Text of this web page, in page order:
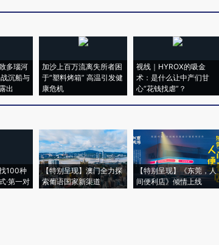
多瑙河
沉船与
出
加沙上百万流离失所者困
于“塑料烤箱” 高温引发健
康危机
视线｜HYROX的吸金
术：是什么让中产们甘
心“花钱找虐”？
100种
·第一对
【特别呈现】澳门全力探
索葡语国家新渠道
【特别呈现】《东莞，人
间便利店》倾情上线